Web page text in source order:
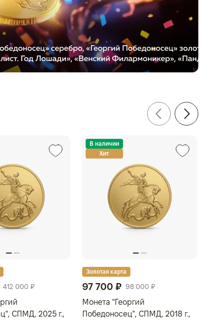
412 000 ₽
СПМД, 2025 г.,
В наличии
Хит
Золотая карта
97 700 ₽ 98 000 ₽
Монета "Георгий
Победоносец", СПМД, 2018 г.,